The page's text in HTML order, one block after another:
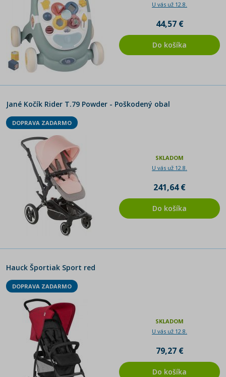
U vás už 12.8.
44,57 €
Do košíka
Jané Kočík Rider T.79 Powder - Poškodený obal
DOPRAVA ZADARMO
SKLADOM
U vás už 12.8.
241,64 €
Do košíka
Hauck Športiak Sport red
DOPRAVA ZADARMO
SKLADOM
U vás už 12.8.
79,27 €
Do košíka